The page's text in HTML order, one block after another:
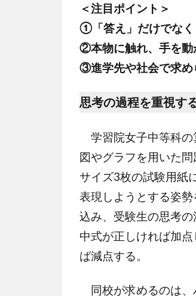
＜注目ポイント＞
①「答え」だけでなく
②本物に触れ、手を動
③進学先や社会で求め
思考の過程を重視す
学習院女子中等科の
図やグラフを用いた
サイズ3枚の試験用紙
表現しようとする姿
込み、受験生の思考
中式が正しければ加
ば減点する。
同校が求めるのは、